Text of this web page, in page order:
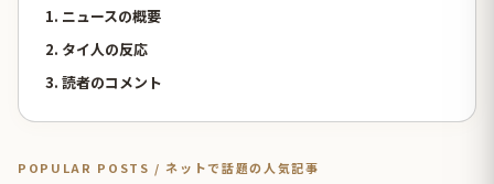
1. ニュースの概要
2. タイ人の反応
3. 読者のコメント
POPULAR POSTS / ネットで話題の人気記事